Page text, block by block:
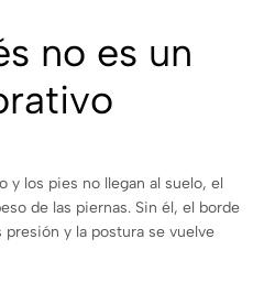
no es un
y los pies no llegan al suelo, el
de las piernas. Sin él, el borde
y la postura se vuelve